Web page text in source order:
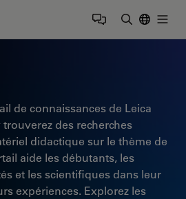
de connaissances de Leica
des recherches
didactique sur le thème de
aide les débutants, les
et les scientifiques dans leur
expériences. Explorez les